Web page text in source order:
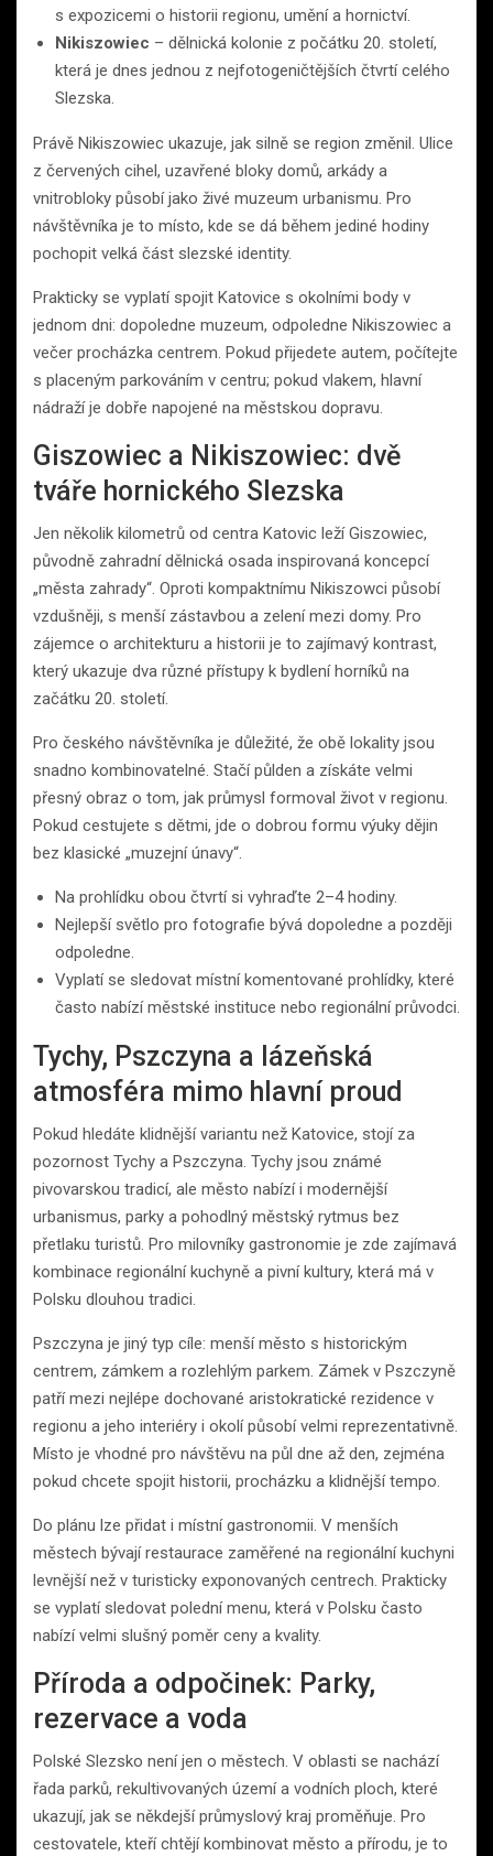
s expozicemi o historii regionu, umění a hornictví.
Nikiszowiec – dělnická kolonie z počátku 20. století,
která je dnes jednou z nejfotogeničtějších čtvrtí celého
Slezska.
Právě Nikiszowiec ukazuje, jak silně se region změnil. Ulice
z červených cihel, uzavřené bloky domů, arkády a
vnitrobloky působí jako živé muzeum urbanismu. Pro
návštěvníka je to místo, kde se dá během jediné hodiny
pochopit velká část slezské identity.
Prakticky se vyplatí spojit Katovice s okolními body v
jednom dni: dopoledne muzeum, odpoledne Nikiszowiec a
večer procházka centrem. Pokud přijedete autem, počítejte
s placeným parkováním v centru; pokud vlakem, hlavní
nádraží je dobře napojené na městskou dopravu.
Giszowiec a Nikiszowiec: dvě
tváře hornického Slezska
Jen několik kilometrů od centra Katovic leží Giszowiec,
původně zahradní dělnická osada inspirovaná koncepcí
„města zahrady“. Oproti kompaktnímu Nikiszowci působí
vzdušněji, s menší zástavbou a zelení mezi domy. Pro
zájemce o architekturu a historii je to zajímavý kontrast,
který ukazuje dva různé přístupy k bydlení horníků na
začátku 20. století.
Pro českého návštěvníka je důležité, že obě lokality jsou
snadno kombinovatelné. Stačí půlden a získáte velmi
přesný obraz o tom, jak průmysl formoval život v regionu.
Pokud cestujete s dětmi, jde o dobrou formu výuky dějin
bez klasické „muzejní únavy“.
Na prohlídku obou čtvrtí si vyhraďte 2–4 hodiny.
Nejlepší světlo pro fotografie bývá dopoledne a později
odpoledne.
Vyplatí se sledovat místní komentované prohlídky, které
často nabízí městské instituce nebo regionální průvodci.
Tychy, Pszczyna a lázeňská
atmosféra mimo hlavní proud
Pokud hledáte klidnější variantu než Katovice, stojí za
pozornost Tychy a Pszczyna. Tychy jsou známé
pivovarskou tradicí, ale město nabízí i modernější
urbanismus, parky a pohodlný městský rytmus bez
přetlaku turistů. Pro milovníky gastronomie je zde zajímavá
kombinace regionální kuchyně a pivní kultury, která má v
Polsku dlouhou tradici.
Pszczyna je jiný typ cíle: menší město s historickým
centrem, zámkem a rozlehlým parkem. Zámek v Pszczyně
patří mezi nejlépe dochované aristokratické rezidence v
regionu a jeho interiéry i okolí působí velmi reprezentativně.
Místo je vhodné pro návštěvu na půl dne až den, zejména
pokud chcete spojit historii, procházku a klidnější tempo.
Do plánu lze přidat i místní gastronomii. V menších
městech bývají restaurace zaměřené na regionální kuchyni
levnější než v turisticky exponovaných centrech. Prakticky
se vyplatí sledovat polední menu, která v Polsku často
nabízí velmi slušný poměr ceny a kvality.
Příroda a odpočinek: Parky,
rezervace a voda
Polské Slezsko není jen o městech. V oblasti se nachází
řada parků, rekultivovaných území a vodních ploch, které
ukazují, jak se někdejší průmyslový kraj proměňuje. Pro
cestovatele, kteří chtějí kombinovat město a přírodu, je to